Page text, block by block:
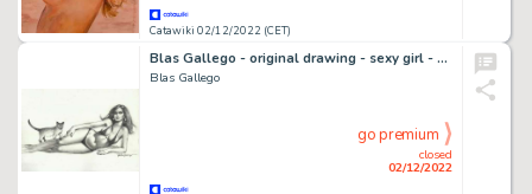
Catawiki 02/12/2022 (CET)
Blas Gallego - original drawing - sexy girl - EO
Blas Gallego
closed
02/12/2022
go premium